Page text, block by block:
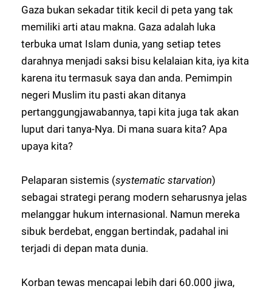
Gaza bukan sekadar titik kecil di peta yang tak
memiliki arti atau makna. Gaza adalah luka
terbuka umat Islam dunia, yang setiap tetes
darahnya menjadi saksi bisu kelalaian kita, iya kita
karena itu termasuk saya dan anda. Pemimpin
negeri Muslim itu pasti akan ditanya
pertanggungjawabannya, tapi kita juga tak akan
luput dari tanya-Nya. Di mana suara kita? Apa
upaya kita?
Pelaparan sistemis (systematic starvation)
sebagai strategi perang modern seharusnya jelas
melanggar hukum internasional. Namun mereka
sibuk berdebat, enggan bertindak, padahal ini
terjadi di depan mata dunia.
Korban tewas mencapai lebih dari 60.000 jiwa,